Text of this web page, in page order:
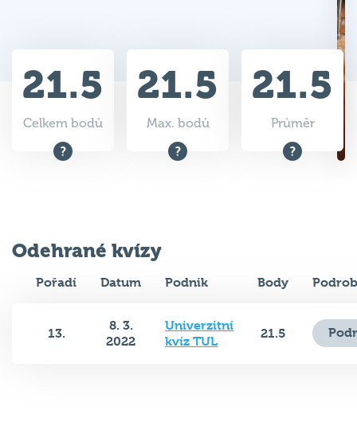
21.5
Celkem bodů
21.5
Max. bodů
21.5
Průměr
Odehrané kvízy
Pořadí Datum Podnik Body
13.
8. 3.
2022
Univerzitní
kvíz TUL
21.5